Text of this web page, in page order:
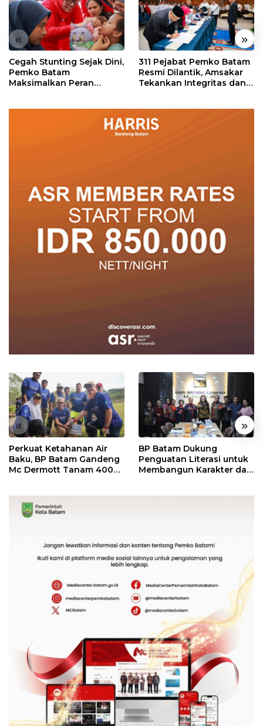
« »
Cegah Stunting Sejak Dini,
Pemko Batam
Maksimalkan Peran
311 Pejabat Pemko Batam
Resmi Dilantik, Amsakar
Tekankan Integritas dan
« »
Perkuat Ketahanan Air
Baku, BP Batam Gandeng
Mc Dermott Tanam 400
BP Batam Dukung
Penguatan Literasi untuk
Membangun Karakter dan